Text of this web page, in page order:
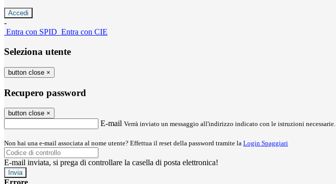
-
Entra con SPID Entra con CIE
Seleziona utente
button close ×
Recupero password
button close ×
E-mail Verrà inviato un messaggio all'indirizzo indicato con le istruzioni necessarie.
Non hai una e-mail associata al nome utente? Effettua il reset della password tramite la Login Spaggiari
E-mail inviata, si prega di controllare la casella di posta elettronica!